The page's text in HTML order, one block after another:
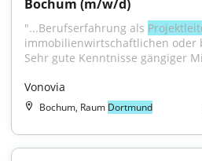
Bochum (m/w/d)
"...Berufserfahrung als
immobilienwirtschaftlichen oder
Sehr gute Kenntnisse gängiger
Vonovia
Bochum, Raum Dortmund